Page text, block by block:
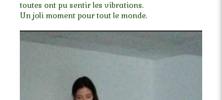
toutes ont pu sentir les vibrations.
Un joli moment pour tout le monde.